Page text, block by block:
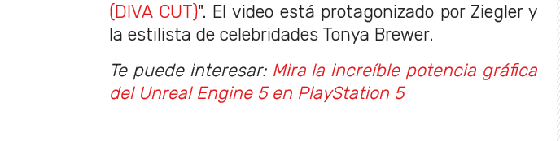
(DIVA CUT)". El video está protagonizado por Ziegler y
la estilista de celebridades Tonya Brewer.
Te puede interesar: Mira la increíble potencia gráfica
del Unreal Engine 5 en PlayStation 5